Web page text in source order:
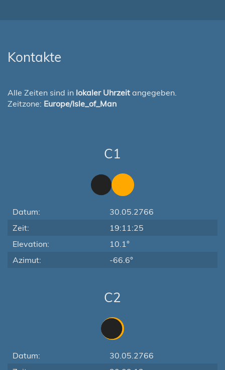
Kontakte
Alle Zeiten sind in lokaler Uhrzeit angegeben.
Zeitzone: Europe/Isle_of_Man
C1
Datum:
30.05.2766
Zeit:
19:11:25
Elevation:
10.1°
Azimut:
-66.6°
C2
Datum:
30.05.2766